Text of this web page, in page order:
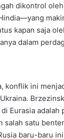
dikontrol
kapan saja
dalam
konflik ini
Eurasia
salah satu
baru-baru